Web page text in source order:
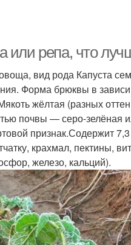
или репа, что
вид рода Капуста
Форма брюквы в
жёлтая (разных
почвы — серо-зелёная
признак.Содержит
крахмал, пектины,
железо, кальций).